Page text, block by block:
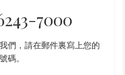
7000
們，請在郵件裏寫上您的
碼。